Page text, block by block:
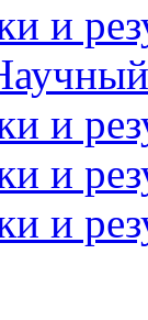
и
и
и
и